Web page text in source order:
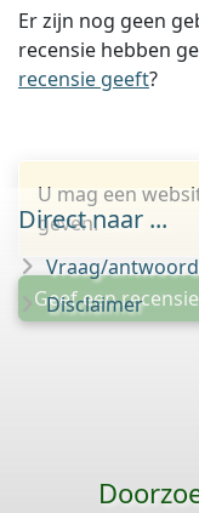
Er zijn nog geen
recensie hebben
recensie geeft?
U mag een
geven.
Geef een recensie
Direct naar ...
Vraag/antwoord
Disclaimer